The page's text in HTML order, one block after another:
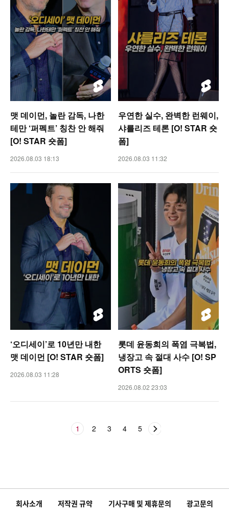
맷 데이먼, 놀란 감독, 나한
테만 ‘퍼펙트’ 칭찬 안 해줘
[O! STAR 숏폼]
2026.08.03 18:13
우연한 실수, 완벽한 런웨이,
샤를리즈 테론 [O! STAR 숏
폼]
2026.08.03 11:32
‘오디세이’로 10년만 내한
맷 데이먼 [O! STAR 숏폼]
2026.08.03 11:28
롯데 윤동희의 폭염 극복법,
냉장고 속 절대 사수 [O! SP
ORTS 숏폼]
2026.08.02 23:03
1 2 3 4 5
회사소개 저작권 규약 기사구매 및 제휴문의 광고문의